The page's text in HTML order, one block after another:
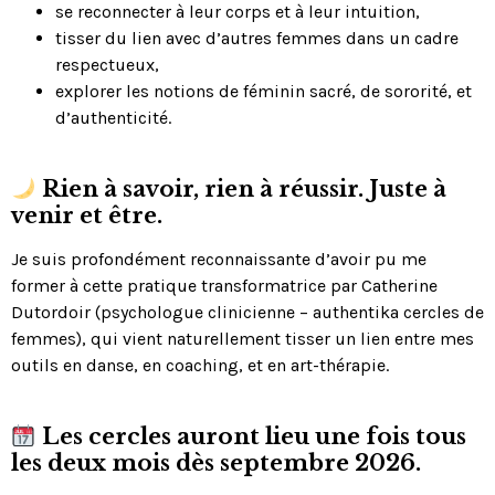
se reconnecter à leur corps et à leur intuition,
tisser du lien avec d’autres femmes dans un cadre
respectueux,
explorer les notions de féminin sacré, de sororité, et
d’authenticité.
Rien à savoir, rien à réussir. Juste à
venir et être.
Je suis profondément reconnaissante d’avoir pu me
former à cette pratique transformatrice par Catherine
Dutordoir (psychologue clinicienne – authentika cercles de
femmes), qui vient naturellement tisser un lien entre mes
outils en danse, en coaching, et en art-thérapie.
Les cercles auront lieu une fois tous
les deux mois dès septembre 2026.